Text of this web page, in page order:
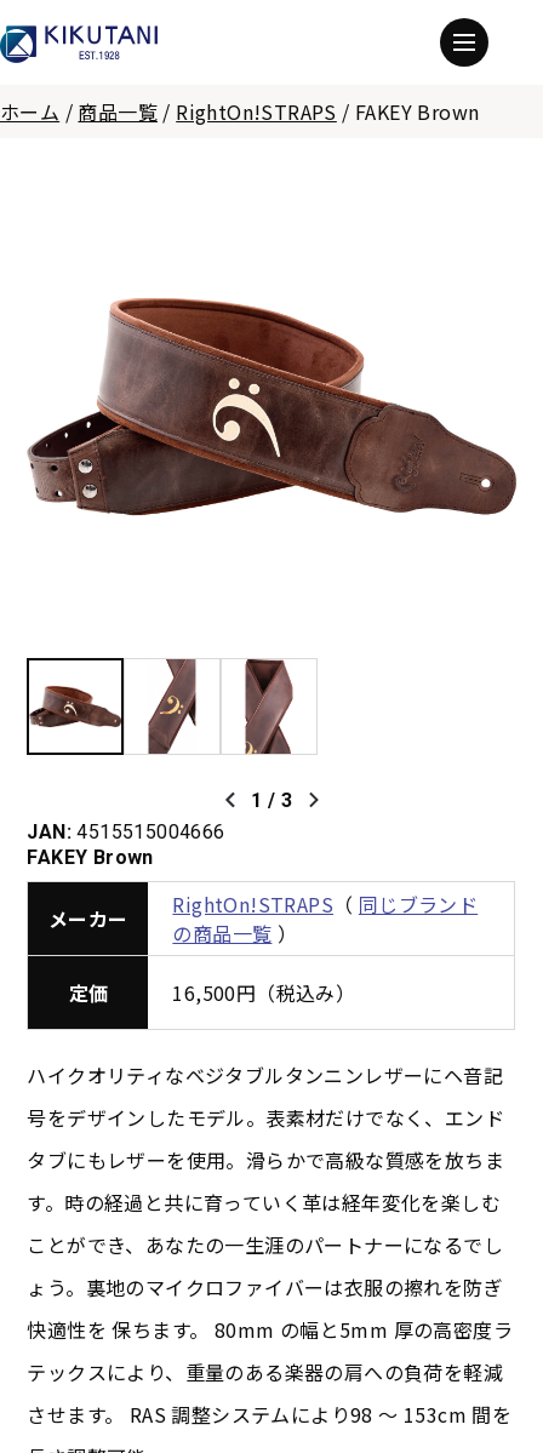
ホーム / 商品一覧 / RightOn!STRAPS / FAKEY Brown
1 / 3
JAN: 4515515004666
FAKEY Brown
メーカー RightOn!STRAPS （ 同じブランド
の商品一覧 ）
定価 16,500円（税込み）
ハイクオリティなベジタブルタンニンレザーにヘ音記
号をデザインしたモデル。表素材だけでなく、エンド
タブにもレザーを使用。滑らかで高級な質感を放ちま
す。時の経過と共に育っていく革は経年変化を楽しむ
ことができ、あなたの一生涯のパートナーになるでし
ょう。裏地のマイクロファイバーは衣服の擦れを防ぎ
快適性を 保ちます。 80mm の幅と5mm 厚の高密度ラ
テックスにより、重量のある楽器の肩への負荷を軽減
させます。 RAS 調整システムにより98 ～ 153cm 間を